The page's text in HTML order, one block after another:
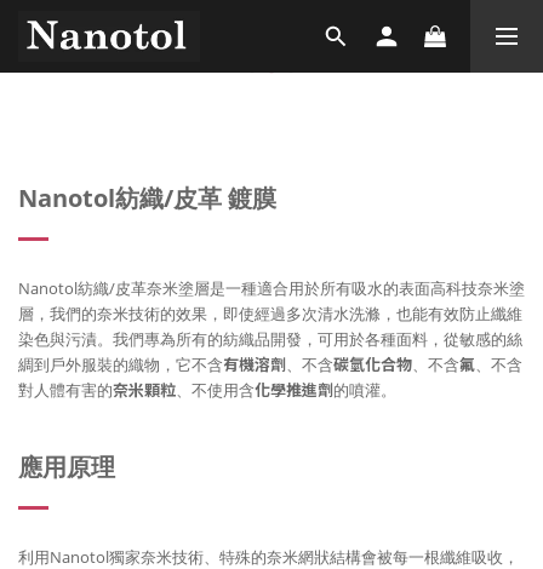
Nanotol紡織/皮革 鍍膜
Nanotol紡織/皮革奈米塗層是一種適合用於所有吸水的表面高科技奈米塗
層，我們的奈米技術的效果，即使經過多次清水洗滌，也能有效防止纖維
染色與污漬。我們專為所有的紡織品開發，可用於各種面料，從敏感的絲
綢到戶外服裝的織物，它不含有機溶劑、不含碳氫化合物、不含氟、不含
對人體有害的奈米顆粒、不使用含化學推進劑的噴灌。
應用原理
利用Nanotol獨家奈米技術、特殊的奈米網狀結構會被每一根纖維吸收，